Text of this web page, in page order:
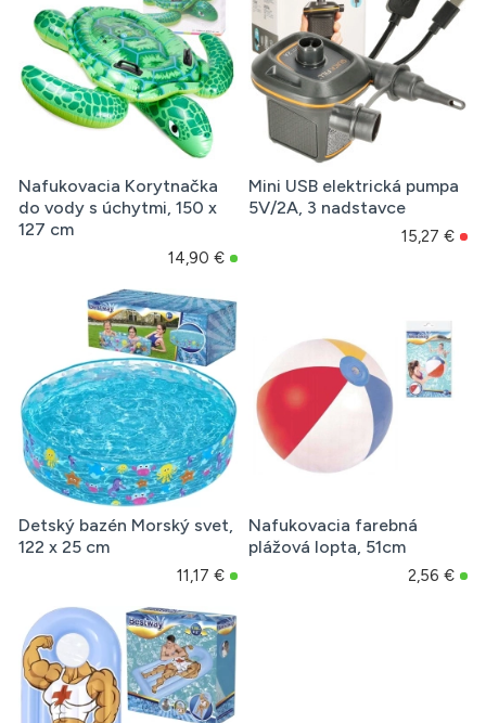
Nafukovacia Korytnačka
do vody s úchytmi, 150 x
127 cm
14,90 €
Mini USB elektrická pumpa
5V/2A, 3 nadstavce
15,27 €
Detský bazén Morský svet,
122 x 25 cm
11,17 €
Nafukovacia farebná
plážová lopta, 51cm
2,56 €